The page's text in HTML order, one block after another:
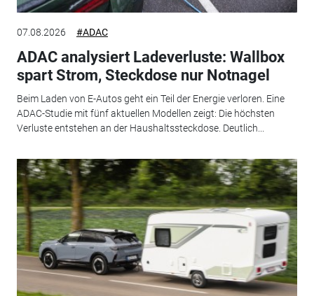
07.08.2026 #ADAC
ADAC analysiert Ladeverluste: Wallbox
spart Strom, Steckdose nur Notnagel
Beim Laden von E-Autos geht ein Teil der Energie verloren. Eine
ADAC-Studie mit fünf aktuellen Modellen zeigt: Die höchsten
Verluste entstehen an der Haushaltssteckdose. Deutlich...